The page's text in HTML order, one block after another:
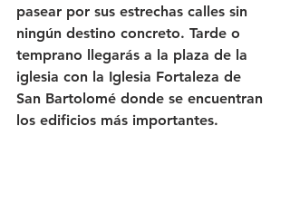
pasear por sus estrechas calles sin
ningún destino concreto. Tarde o
temprano llegarás a la plaza de la
iglesia con la Iglesia Fortaleza de
San Bartolomé donde se encuentran
los edificios más importantes.